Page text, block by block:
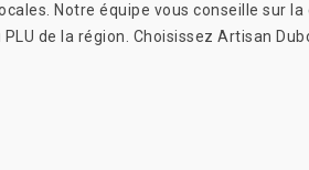
Notre équipe vous conseille sur
de la région. Choisissez Artisan